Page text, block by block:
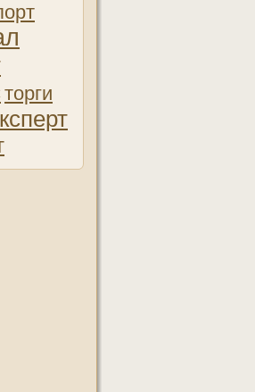
торги